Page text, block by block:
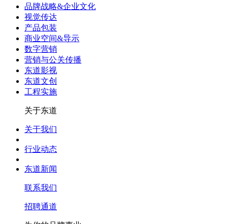
品牌战略&企业文化
视觉传达
产品包装
商业空间&导示
数字营销
营销与公关传播
东道影视
东道文创
工程实施
关于东道
关于我们
行业动态
东道新闻
联系我们
招聘通道